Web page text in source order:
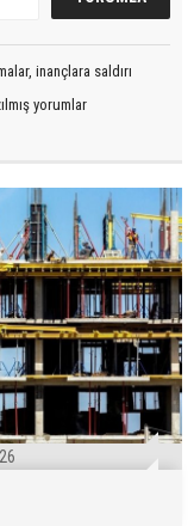
inançlara saldırı
yorumlar